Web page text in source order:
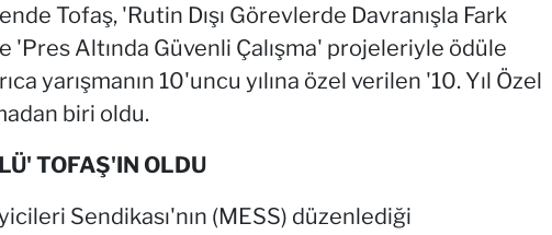
Tofaş, 'Rutin Dışı Görevlerde Davranışla Fark
'Pres Altında Güvenli Çalışma' projeleriyle ödüle
yarışmanın 10'uncu yılına özel verilen '10. Yıl Özel
biri oldu.
TOFAŞ'IN OLDU
Sendikası'nın (MESS) düzenlediği